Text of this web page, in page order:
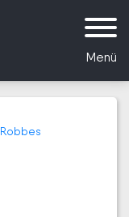
Menü
Robbes